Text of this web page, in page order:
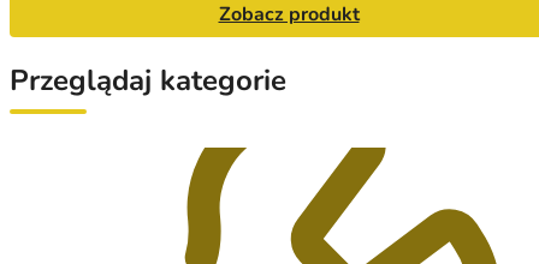
Zobacz produkt
Przeglądaj kategorie